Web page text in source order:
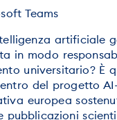
Teams
artificiale
in modo
universitario? È
del progetto AI-
europea
pubblicazioni